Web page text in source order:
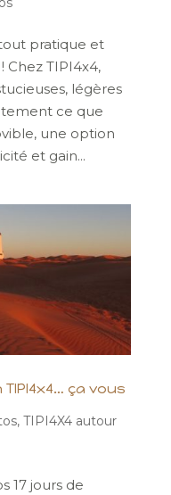
pratique et
Chez TIPI4x4,
légères
ce que
une option
et gain...
ça vous
, TIPI4X4 autour
17 jours de